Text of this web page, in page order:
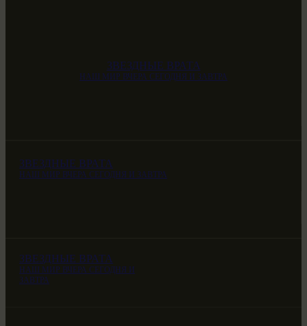
ЗВЕЗДНЫЕ ВРАТА
НАШ МИР ВЧЕРА СЕГОДНЯ И ЗАВТРА
ЗВЕЗДНЫЕ ВРАТА
НАШ МИР ВЧЕРА СЕГОДНЯ И ЗАВТРА
ЗВЕЗДНЫЕ ВРАТА
НАШ МИР ВЧЕРА СЕГОДНЯ И
ЗАВТРА